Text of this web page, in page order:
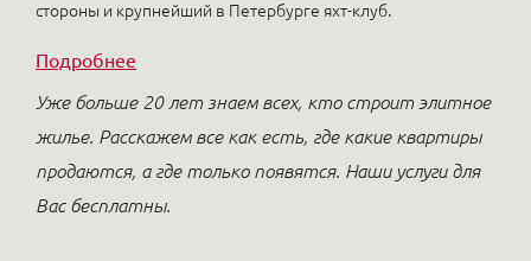
стороны и крупнейший в Петербурге яхт-клуб.
Подробнее
Уже больше 20 лет знаем всех, кто строит элитное
жилье. Расскажем все как есть, где какие квартиры
продаются, а где только появятся. Наши услуги для
Вас бесплатны.